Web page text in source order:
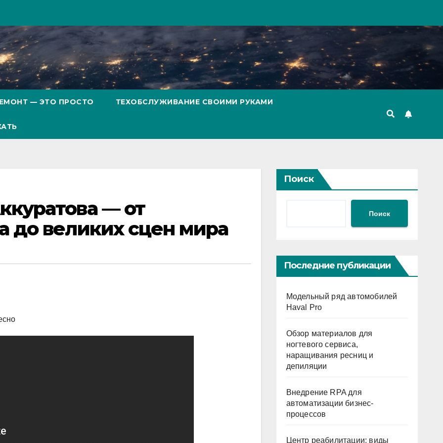
— ЭТО ПРОСТО ТЕХОБСЛУЖИВАНИЕ СВОИМИ РУКАМИ
— от
до великих сцен мира
Поиск
Поиск
Последние публикации
Модельный ряд автомобилей
Haval Pro
Обзор материалов для
ногтевого сервиса,
наращивания ресниц и
депиляции
Внедрение RPA для
автоматизации бизнес-
процессов
Центр реабилитации: виды